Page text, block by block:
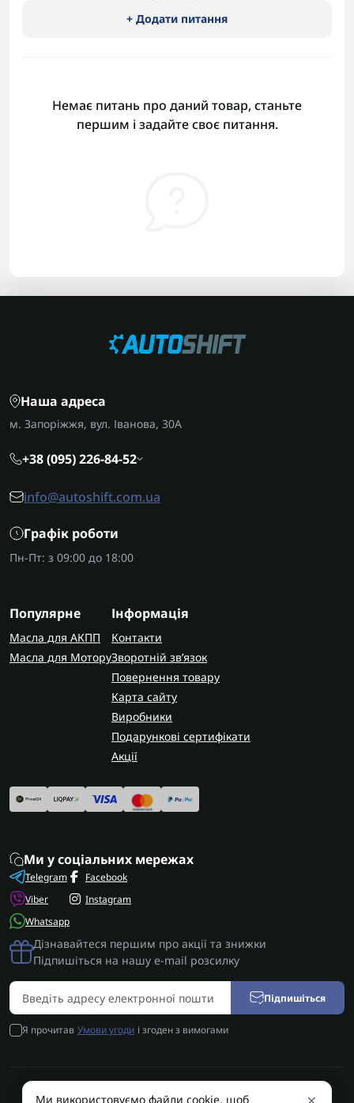
+ Додати питання
Немає питань про даний товар, станьте
першим і задайте своє питання.
Наша адреса
м. Запоріжжя, вул. Іванова, 30А
+38 (095) 226-84-52
info@autoshift.com.ua
Графік роботи
Пн-Пт: з 09:00 до 18:00
Популярне
Масла для АКПП
Масла для Мотору
Інформація
Контакти
Зворотній зв’язок
Повернення товару
Карта сайту
Виробники
Подарункові сертифікати
Акції
Ми у соціальних мережах
Telegram
Viber
Whatsapp
Facebook
Instagram
Дізнавайтеся першим про акції та знижки
Підпишіться на нашу e-mail розсилку
Підпишіться
Я прочитав Умови угоди і згоден з вимогами
AUTOSHIFT | Запчастини АКПП | Ремонт АКПП © 2026
Ми використовуємо файли cookie, щоб